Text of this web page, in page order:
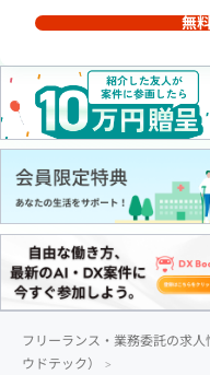
無
フリーランス・業務委託の求
ウドテック）